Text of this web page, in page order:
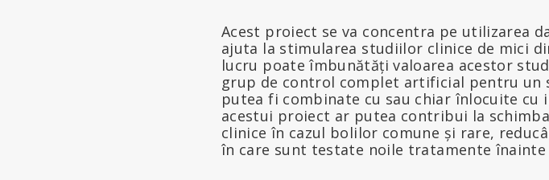
Acest proiect se va concentra pe utilizarea
ajuta la stimularea studiilor clinice de mici
lucru poate îmbunătăți valoarea acestor
grup de control complet artificial pentru un
putea fi combinate cu sau chiar înlocuite cu
acestui proiect ar putea contribui la
clinice în cazul bolilor comune și rare,
în care sunt testate noile tratamente înainte